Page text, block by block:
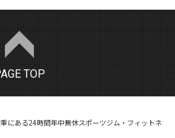
TOP
にある24時間年中無休スポーツジム・フィットネ